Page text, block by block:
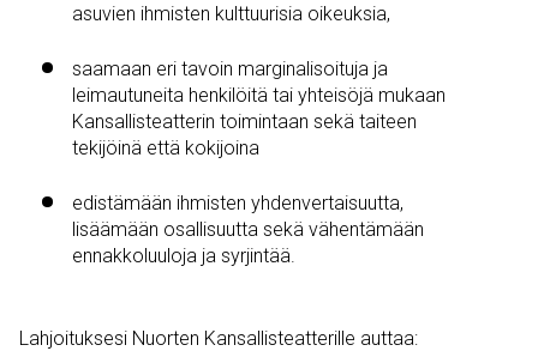
asuvien ihmisten kulttuurisia oikeuksia,
saamaan eri tavoin marginalisoituja ja
leimautuneita henkilöitä tai yhteisöjä mukaan
Kansallisteatterin toimintaan sekä taiteen
tekijöinä että kokijoina
edistämään ihmisten yhdenvertaisuutta,
lisäämään osallisuutta sekä vähentämään
ennakkoluuloja ja syrjintää.
Lahjoituksesi Nuorten Kansallisteatterille auttaa: